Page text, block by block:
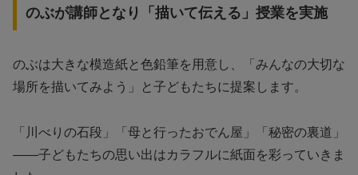
のぶが講師となり「描いて伝える」授業を実施
のぶは大きな模造紙と色鉛筆を用意し、「みんなの大切な
場所を描いてみよう」と子どもたちに提案します。
「川べりの石段」「母と行ったおでん屋」「秘密の裏道」
——子どもたちの思い出はカラフルに紙面を彩っていきま